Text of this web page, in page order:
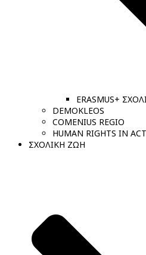
ERASMUS+
DEMOKLEOS
COMENIUS REGIO
HUMAN RIGHTS IN
ΣΧΟΛΙΚΗ ΖΩΗ